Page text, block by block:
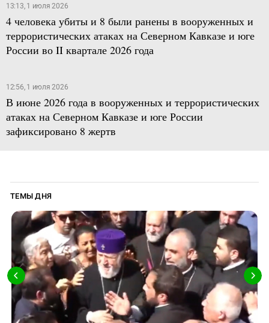
13:13, 1 июля 2026
4 человека убиты и 8 были ранены в вооруженных и
террористических атаках на Северном Кавказе и юге
России во II квартале 2026 года
12:56, 1 июля 2026
В июне 2026 года в вооруженных и террористических
атаках на Северном Кавказе и юге России
зафиксировано 8 жертв
ТЕМЫ ДНЯ